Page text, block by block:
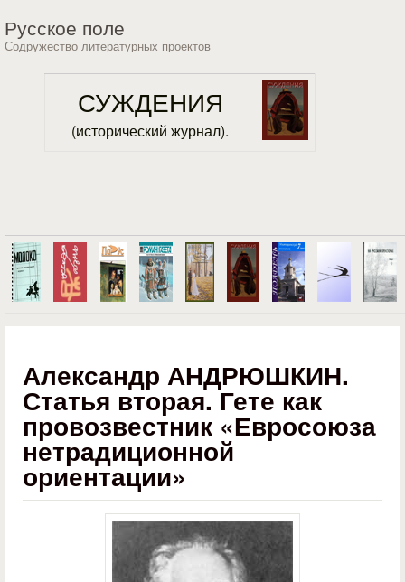
Русское поле
Содружество литературных проектов
СУЖДЕНИЯ
(исторический журнал).
Александр АНДРЮШКИН.
Статья вторая. Гете как
провозвестник «Евросоюза
нетрадиционной
ориентации»